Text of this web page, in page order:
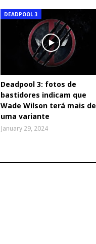
DEADPOOL 3
Deadpool 3: fotos de
bastidores indicam que
Wade Wilson terá mais de
uma variante
January 29, 2024